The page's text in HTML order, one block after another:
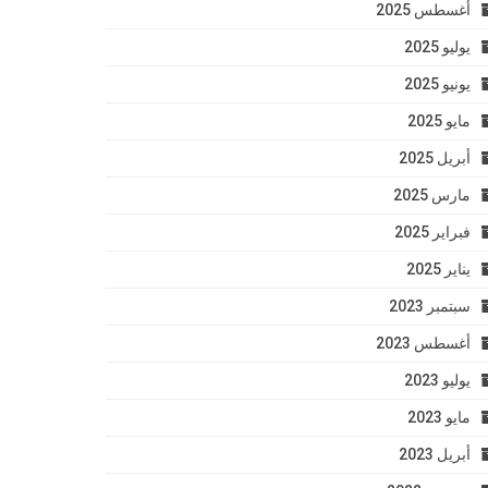
أغسطس 2025
يوليو 2025
يونيو 2025
مايو 2025
أبريل 2025
مارس 2025
فبراير 2025
يناير 2025
سبتمبر 2023
أغسطس 2023
يوليو 2023
مايو 2023
أبريل 2023